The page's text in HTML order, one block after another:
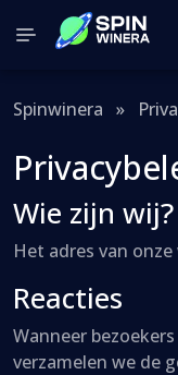
Spinwinera »
Wie zijn wij?
Het adres van
Reacties
Wanneer
verzamelen we de